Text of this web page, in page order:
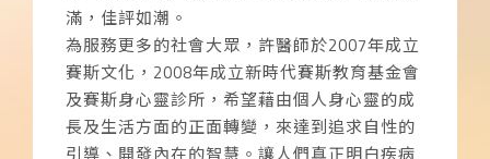
滿，佳評如潮。
為服務更多的社會大眾，許醫師於2007年成立
賽斯文化，2008年成立新時代賽斯教育基金會
及賽斯身心靈診所，希望藉由個人身心靈的成
長及生活方面的正面轉變，來達到追求自性的